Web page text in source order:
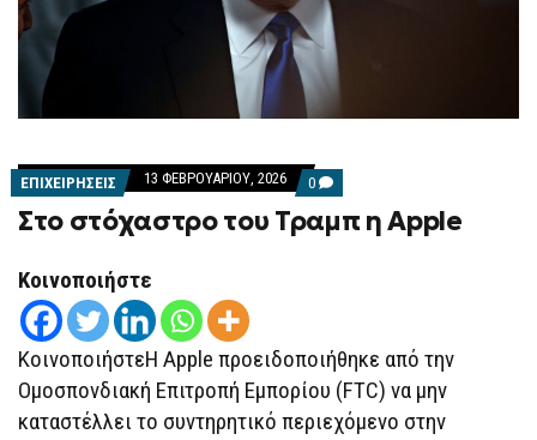
ΕΠΙΧΕΙΡΗΣΕΙΣ 13 ΦΕΒΡΟΥΑΡΊΟΥ, 2026 0 COMMENTS
ON
ΣΤΟ
ΣΤΌΧΑΣΤΡΟ
Στο στόχαστρο του Τραμπ η Apple
Κοινοποιήστε
ΚοινοποιήστεΗ Apple προειδοποιήθηκε από την
Ομοσπονδιακή Επιτροπή Εμπορίου (FTC) να μην
καταστέλλει το συντηρητικό περιεχόμενο στην